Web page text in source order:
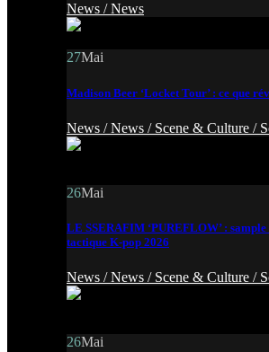
News /News
27Mai
Madison Beer ‘Locket Tour’ : ce que
News /News / Scene & Culture /
26Mai
LE SSERAFIM ‘PUREFLOW’ :
tactique K-pop 2026
News /News / Scene & Culture /
26Mai